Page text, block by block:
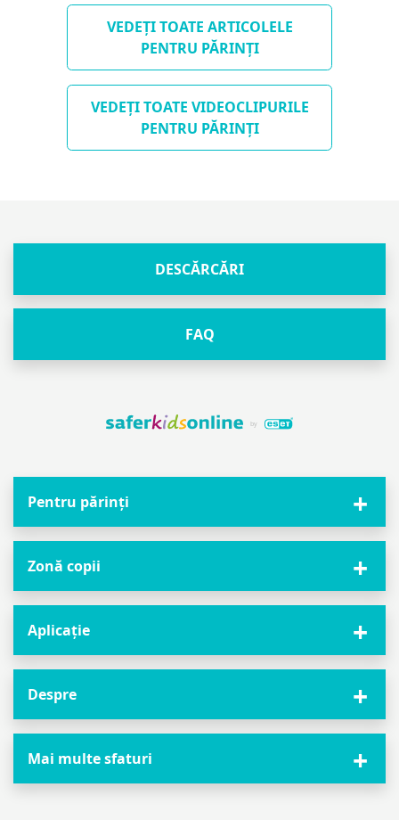
VEDEȚI TOATE ARTICOLELE
PENTRU PĂRINȚI
VEDEȚI TOATE VIDEOCLIPURILE
PENTRU PĂRINȚI
DESCĂRCĂRI
FAQ
Pentru părinți
Zonă copii
Aplicație
Despre
Mai multe sfaturi